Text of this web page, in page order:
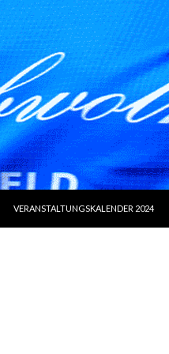
VERANSTALTUNGSKALENDER 2024